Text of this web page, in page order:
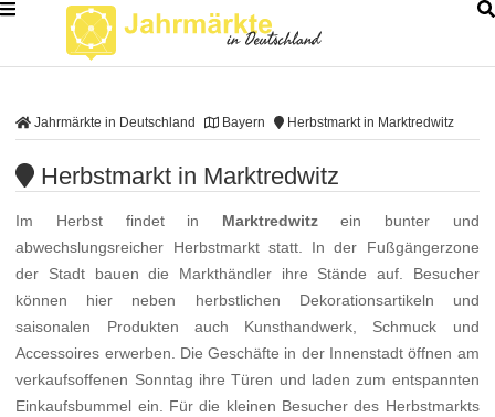
Jahrmärkte in Deutschland Bayern Herbstmarkt in Marktredwitz
Herbstmarkt in Marktredwitz
Im Herbst findet in Marktredwitzein bunter und
abwechslungsreicher Herbstmarkt statt. In der Fußgängerzone
der Stadt bauen die Markthändler ihre Stände auf. Besucher
können hier neben herbstlichen Dekorationsartikeln und
saisonalen Produkten auch Kunsthandwerk, Schmuck und
Accessoires erwerben. Die Geschäfte in der Innenstadt öffnen am
verkaufsoffenen Sonntag ihre Türen und laden zum entspannten
Einkaufsbummel ein. Für die kleinen Besucher des Herbstmarkts